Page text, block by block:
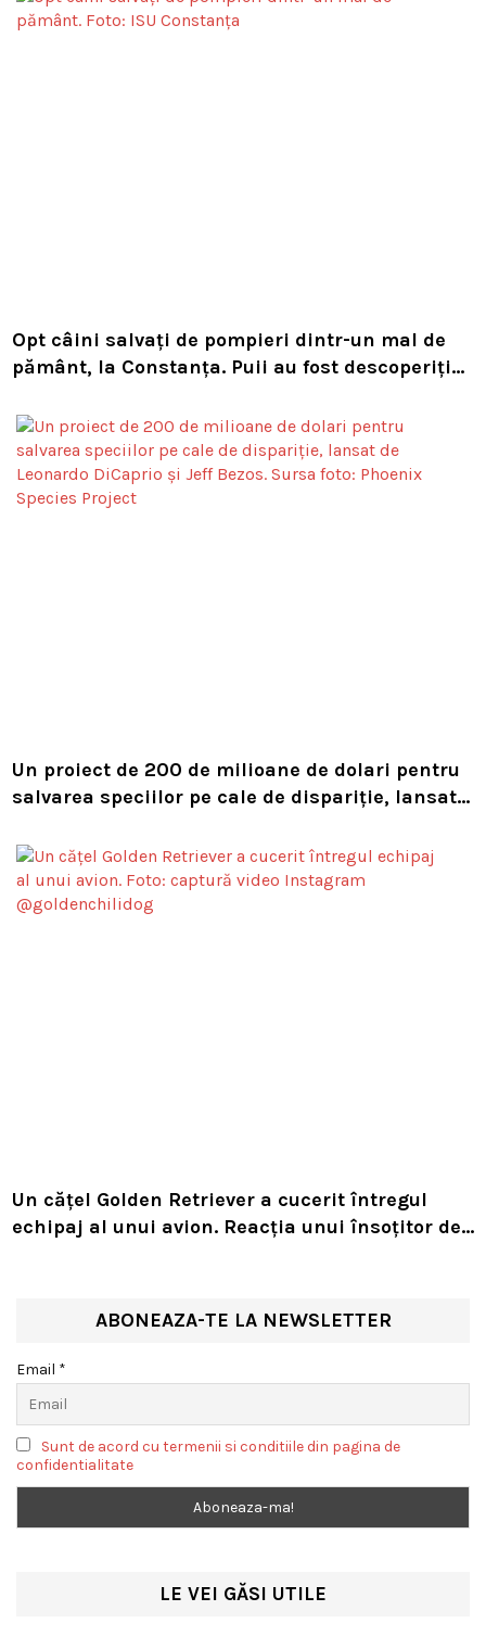
Opt câini salvați de pompieri dintr-un mal de
pământ, la Constanța. Puii au fost descoperiți
Un proiect de 200 de milioane de dolari pentru
salvarea speciilor pe cale de dispariție, lansat
Un cățel Golden Retriever a cucerit întregul
echipaj al unui avion. Reacția unui însoțitor de
ABONEAZA-TE LA NEWSLETTER
Email *
Sunt de acord cu termenii si conditiile din pagina de
confidentialitate
LE VEI GĂSI UTILE